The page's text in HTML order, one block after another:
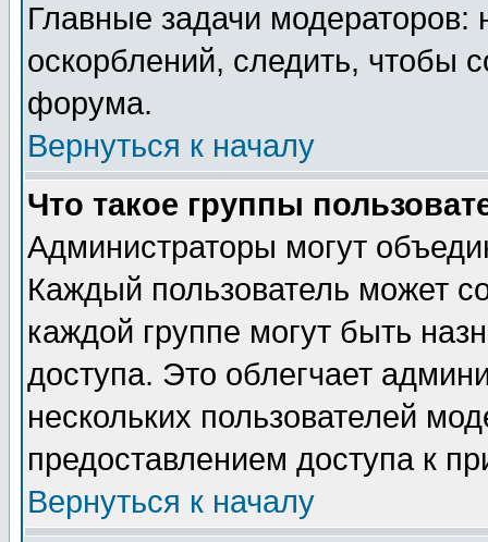
Главные задачи
оскорблений, следить, чтобы
форума.
Вернуться к началу
Что такое группы
Администраторы могут
Каждый пользователь может
каждой группе могут быть
доступа. Это облегчает
нескольких пользователей
предоставлением доступа к
Вернуться к началу